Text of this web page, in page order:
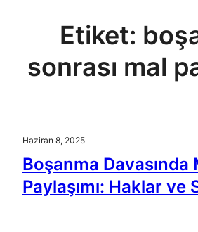
Etiket:
sonrası mal
Haziran 8, 2025
Boşanma Davasında
Paylaşımı: Haklar ve